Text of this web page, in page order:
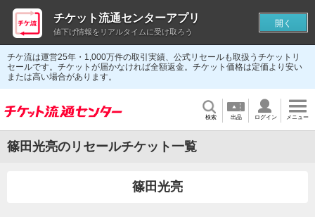
チケ流は運営25年・1,000万件の取引実績、公式リセールも取扱うチケットリ
セールです。チケットが届かなければ全額返金。チケット価格は定価より安い
または高い場合があります。
検索 出品 ログイン メニュー
篠田光亮のリセールチケット一覧
篠田光亮
チケット流通センターアプリ
値下げ情報をリアルタイムに受け取ろう
開く